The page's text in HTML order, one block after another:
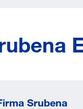
Srubena